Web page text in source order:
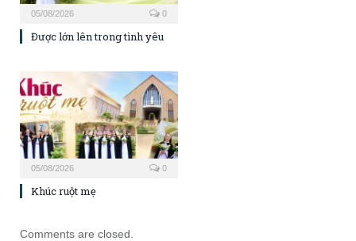
05/08/2026 0
Được lớn lên trong tình yêu
05/08/2026 0
Khúc ruột mẹ
Comments are closed.